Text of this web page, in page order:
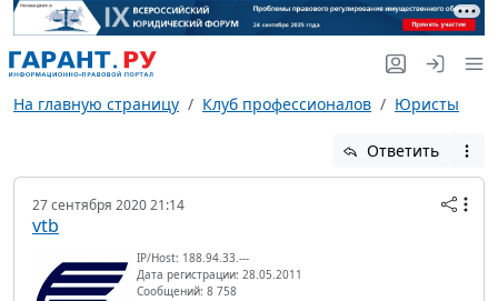
На главную страницу Клуб профессионалов Юристы
Ответить
27 сентября 2020 21:14
vtb
IP/Host: 188.94.33.---
Дата регистрации: 28.05.2011
Сообщений: 8 758